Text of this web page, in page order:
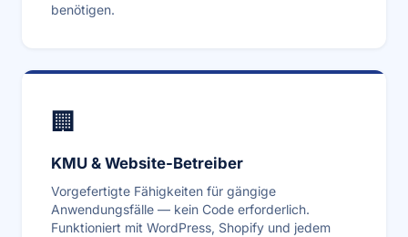
benötigen.
🏢
KMU & Website-Betreiber
Vorgefertigte Fähigkeiten für gängige
Anwendungsfälle — kein Code erforderlich.
Funktioniert mit WordPress, Shopify und jedem